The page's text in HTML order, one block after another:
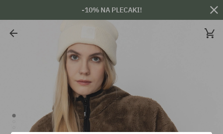
-10% NA PLECAKI!